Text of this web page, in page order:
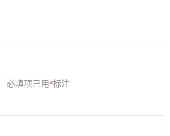
必填项已用*标注